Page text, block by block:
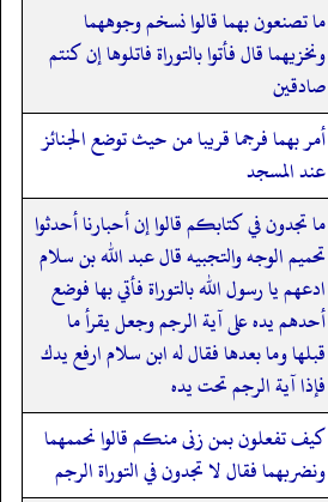
ما تصنعون بهما قالوا نسخم وجوههما
ونخزيهما قال فأتوا بالتوراة فاتلوها إن كنتم
صادقين
أمر بهما فرجما قريبا من حيث توضع الجنائز
عند المسجد
ما تجدون في كتابكم قالوا إن أحبارنا أحدثوا
تحميم الوجه والتجبيه قال عبد الله بن سلام
ادعهم يا رسول الله بالتوراة فأتي بها فوضع
أحدهم يده على آية الرجم وجعل يقرأ ما
قبلها وما بعدها فقال له ابن سلام ارفع يدك
فإذا آية الرجم تحت يده
كيف تفعلون بمن زنى منكم قالوا نحممهما
ونضربهما فقال لا تجدون في التوراة الرجم